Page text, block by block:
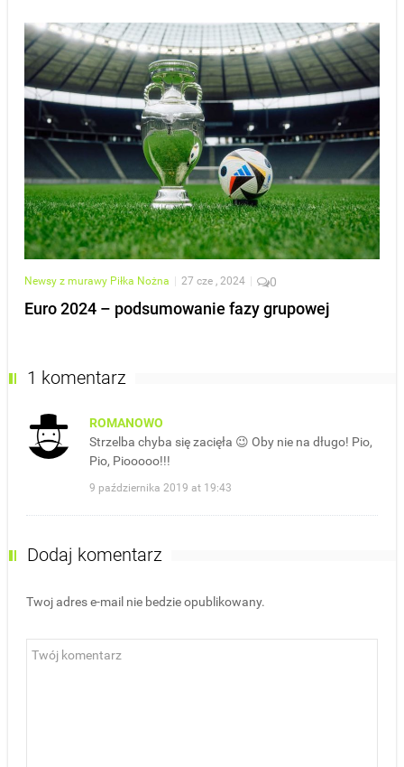
Newsy z murawy Piłka Nożna 27 cze , 2024 0
Euro 2024 – podsumowanie fazy grupowej
1 komentarz
ROMANOWO
Strzelba chyba się zacięła 😉 Oby nie na długo! Pio,
Pio, Piooooo!!!
9 października 2019 at 19:43
Dodaj komentarz
Twoj adres e-mail nie bedzie opublikowany.